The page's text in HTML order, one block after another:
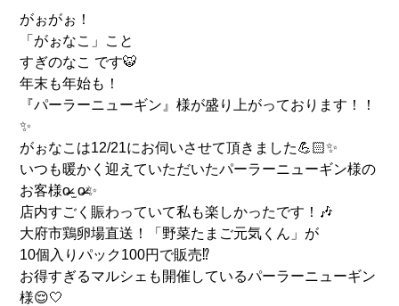
がぉがぉ！
「がぉなこ」こと
すぎのなこ です🐯
年末も年始も！
『パーラーニューギン』様が盛り上がっております！！
✨️
がぉなこは12/21にお伺いさせて頂きました💪🏻✨
いつも暖かく迎えていただいたパーラーニューギン様の
お客様o̴̶̷ ̫ o̴̶̷‪‪✨
店内すごく賑わっていて私も楽しかったです！🎶
大府市鶏卵場直送！「野菜たまご元気くん」が
10個入りパック100円で販売⁉️
お得すぎるマルシェも開催しているパーラーニューギン
様😌🤍